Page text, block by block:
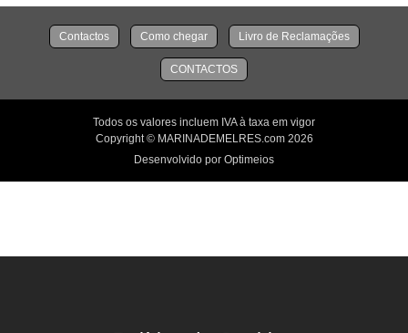
Contactos Como chegar Livro de Reclamações
CONTACTOS
Todos os valores incluem IVA à taxa em vigor
Copyright © MARINADEMELRES.com 2026
Desenvolvido por Optimeios